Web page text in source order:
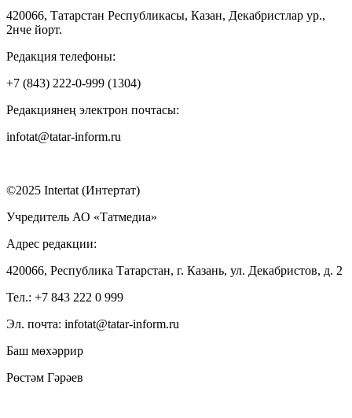
420066, Татарстан Республикасы, Казан, Декабристлар ур.,
2нче йорт.
Редакция телефоны:
+7 (843) 222-0-999 (1304)
Редакциянең электрон почтасы:
infotat@tatar-inform.ru
©2025 Intertat (Интертат)
Учредитель АО «Татмедиа»
Адрес редакции:
420066, Республика Татарстан, г. Казань, ул. Декабристов, д. 2
Тел.: +7 843 222 0 999
Эл. почта: infotat@tatar-inform.ru
Баш мөхәррир
Рөстәм Гәрәев